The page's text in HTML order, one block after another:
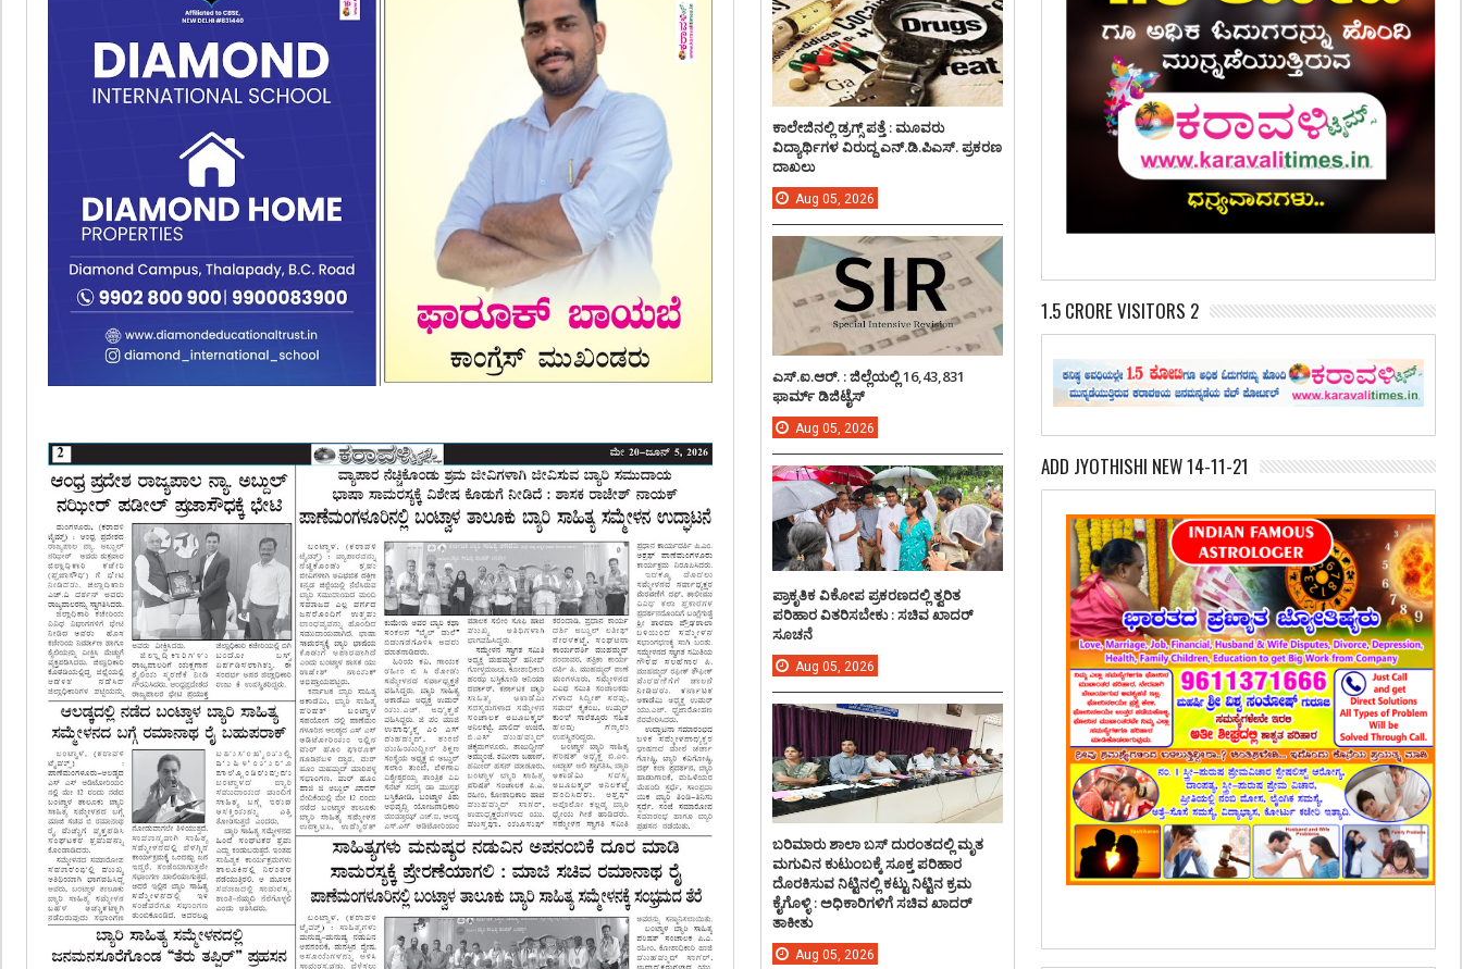
1.5 CRORE VISITORS 2
ADD JYOTHISHI NEW 14-11-21
ಕಾಲೇಜಿನಲ್ಲಿ ಡ್ರಗ್ಸ್ ಪತ್ತೆ : ಮೂವರು
ವಿದ್ಯಾರ್ಥಿಗಳ ವಿರುದ್ದ ಎನ್.ಡಿ.ಪಿಎಸ್. ಪ್ರಕರಣ
ದಾಖಲು
Aug 05, 2026
ಎಸ್.ಐ.ಆರ್. : ಜಿಲ್ಲೆಯಲ್ಲಿ 16,43,831
ಫಾರ್ಮ್ ಡಿಜಿಟೈಸ್
Aug 05, 2026
ಪ್ರಾಕೃತಿಕ ವಿಕೋಪ ಪ್ರಕರಣದಲ್ಲಿ ತ್ವರಿತ
ಪರಿಹಾರ ವಿತರಿಸಬೇಕು : ಸಚಿವ ಖಾದರ್
ಸೂಚನೆ
Aug 05, 2026
ಬರಿಮಾರು ಶಾಲಾ ಬಸ್ ದುರಂತದಲ್ಲಿ ಮೃತ
ಮಗುವಿನ ಕುಟುಂಬಕ್ಕೆ ಸೂಕ್ತ ಪರಿಹಾರ
ದೊರಕಿಸುವ ನಿಟ್ಟಿನಲ್ಲಿ ಕಟ್ಟು ನಿಟ್ಟಿನ ಕ್ರಮ
ಕೈಗೊಳ್ಳಿ : ಅಧಿಕಾರಿಗಳಿಗೆ ಸಚಿವ ಖಾದರ್
ತಾಕೀತು
Aug 05, 2026